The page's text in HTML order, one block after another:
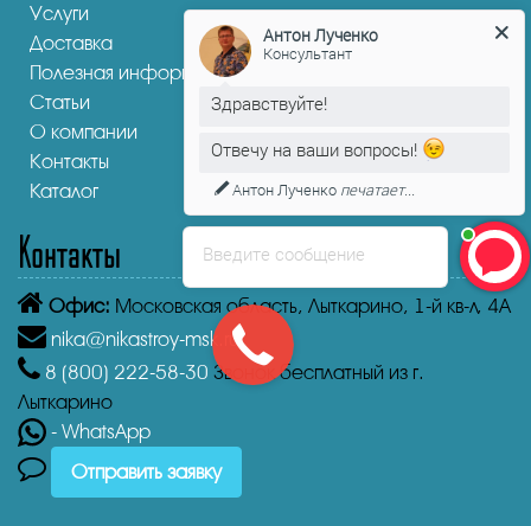
Услуги
Доставка
Полезная информация
Статьи
О компании
Контакты
Каталог
Контакты
Офис: Московская область, Лыткарино, 1-й кв-л, 4А
nika@nikastroy-msk.ru
8 (800) 222-58-30 Звонок бесплатный из г.
Лыткарино
- WhatsApp
Отправить заявку
Введите сообщение
Антон Лученко
Консультант
Здравствуйте!
Отвечу на ваши вопросы!
Антон Лученко печатает...